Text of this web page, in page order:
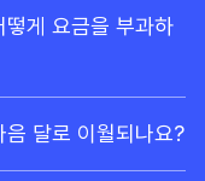
료 접근 권한이 포
게 요금을 부과하
이터를 추가로 활성
과할 때 자동으로 요
달로 이월되나요?
, 크롤링 크레딧,